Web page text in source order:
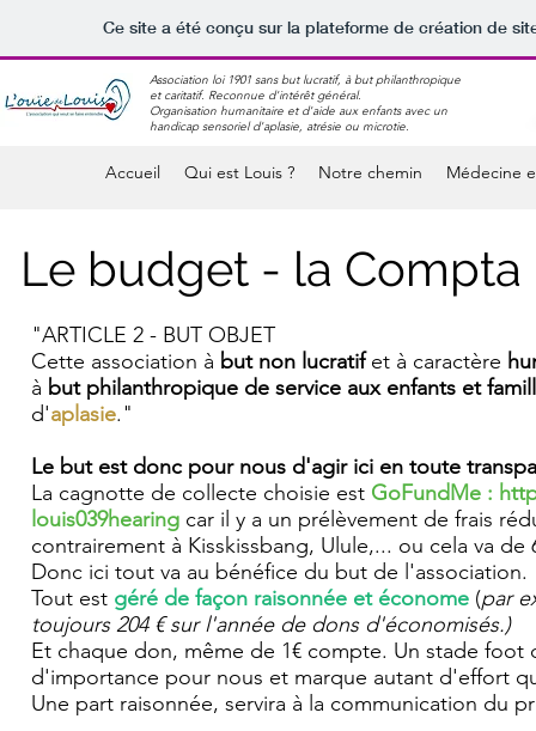
Ce site a été conçu sur la plateforme de création de
Association loi 1901 sans but lucratif, à but philanthropique
et caritatif. Reconnue d'intérêt général.
Organisation humanitaire et d'aide aux enfants avec un
handicap sensoriel d'aplasie, atrésie ou microtie.
Accueil Qui est Louis ? Notre chemin Médecine
Le budget - la Compta
"ARTICLE 2 - BUT OBJET
Cette association à but non lucratifet à caractère
à but philanthropique de service aux enfants et
d'aplasie."
Le but est donc pour nous d'agir ici en toute
La cagnotte de collecte choisie est GoFundMe :
louis039hearing car il y a un prélèvement de frais
contrairement à Kisskissbang, Ulule,... ou cela va
Donc ici tout va au bénéfice du but de l'association.
Tout est géré de façon raisonnée et économe (par
toujours 204 € sur l'année de dons d'économisés.)
Et chaque don, même de 1€ compte. Un stade foot
d'importance pour nous et marque autant d'effort
Une part raisonnée, servira à la communication du